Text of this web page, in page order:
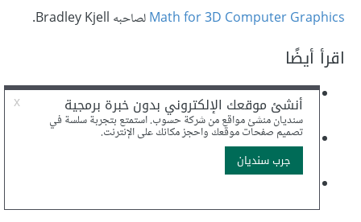
Math for 3D Computer Graphicsلصاحبه Bradley Kjell.
اقرأ أيضًا
المقال السابق:
تغيير حجم شعاع Scaling في التصاميم ثلاثية
الأبعاد 3D
خاصية الاتجاه Direction للأشعة الهندسية في التصاميم ثلاثية
الأبعاد
الأبعاد